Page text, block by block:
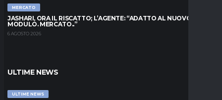
MERCATO
JASHARI, ORA IL RISCATTO; L’AGENTE: “ADATTO AL NUOVO
MODULO. MERCATO..”
6 AGOSTO 2026
ULTIME NEWS
ULTIME NEWS